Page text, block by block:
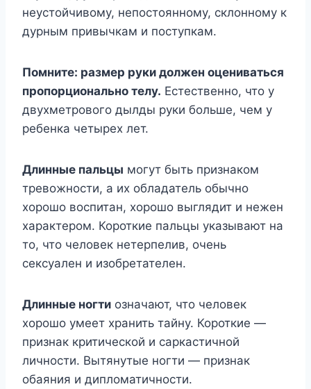
неустойчивому, непостоянному, склонному к
дурным привычкам и поступкам.
Помните: размер руки должен оцениваться
пропорционально телу. Естественно, что у
двухметрового дылды руки больше, чем у
ребенка четырех лет.
Длинные пальцы могут быть признаком
тревожности, а их обладатель обычно
хорошо воспитан, хорошо выглядит и нежен
характером. Короткие пальцы указывают на
то, что человек нетерпелив, очень
сексуален и изобретателен.
Длинные ногти означают, что человек
хорошо умеет хранить тайну. Короткие —
признак критической и саркастичной
личности. Вытянутые ногти — признак
обаяния и дипломатичности.